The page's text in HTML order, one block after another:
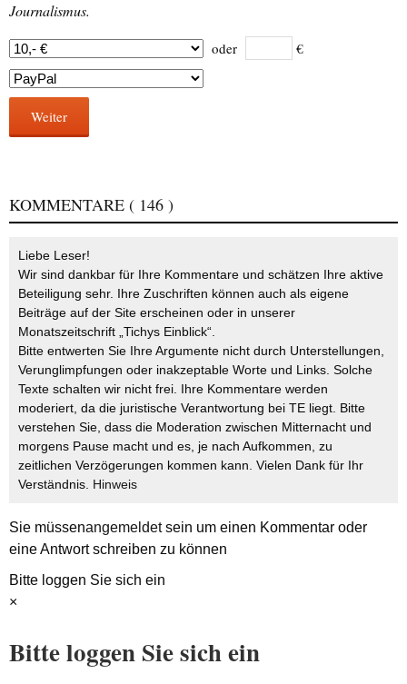
Journalismus.
oder €
Weiter
KOMMENTARE ( 146 )
Liebe Leser!
Wir sind dankbar für Ihre Kommentare und schätzen Ihre aktive
Beteiligung sehr. Ihre Zuschriften können auch als eigene
Beiträge auf der Site erscheinen oder in unserer
Monatszeitschrift „Tichys Einblick“.
Bitte entwerten Sie Ihre Argumente nicht durch Unterstellungen,
Verunglimpfungen oder inakzeptable Worte und Links. Solche
Texte schalten wir nicht frei. Ihre Kommentare werden
moderiert, da die juristische Verantwortung bei TE liegt. Bitte
verstehen Sie, dass die Moderation zwischen Mitternacht und
morgens Pause macht und es, je nach Aufkommen, zu
zeitlichen Verzögerungen kommen kann. Vielen Dank für Ihr
Verständnis. Hinweis
Sie müssenangemeldetsein um einen Kommentar oder
eine Antwort schreiben zu können
Bitte loggen Sie sich ein
×
Bitte loggen Sie sich ein